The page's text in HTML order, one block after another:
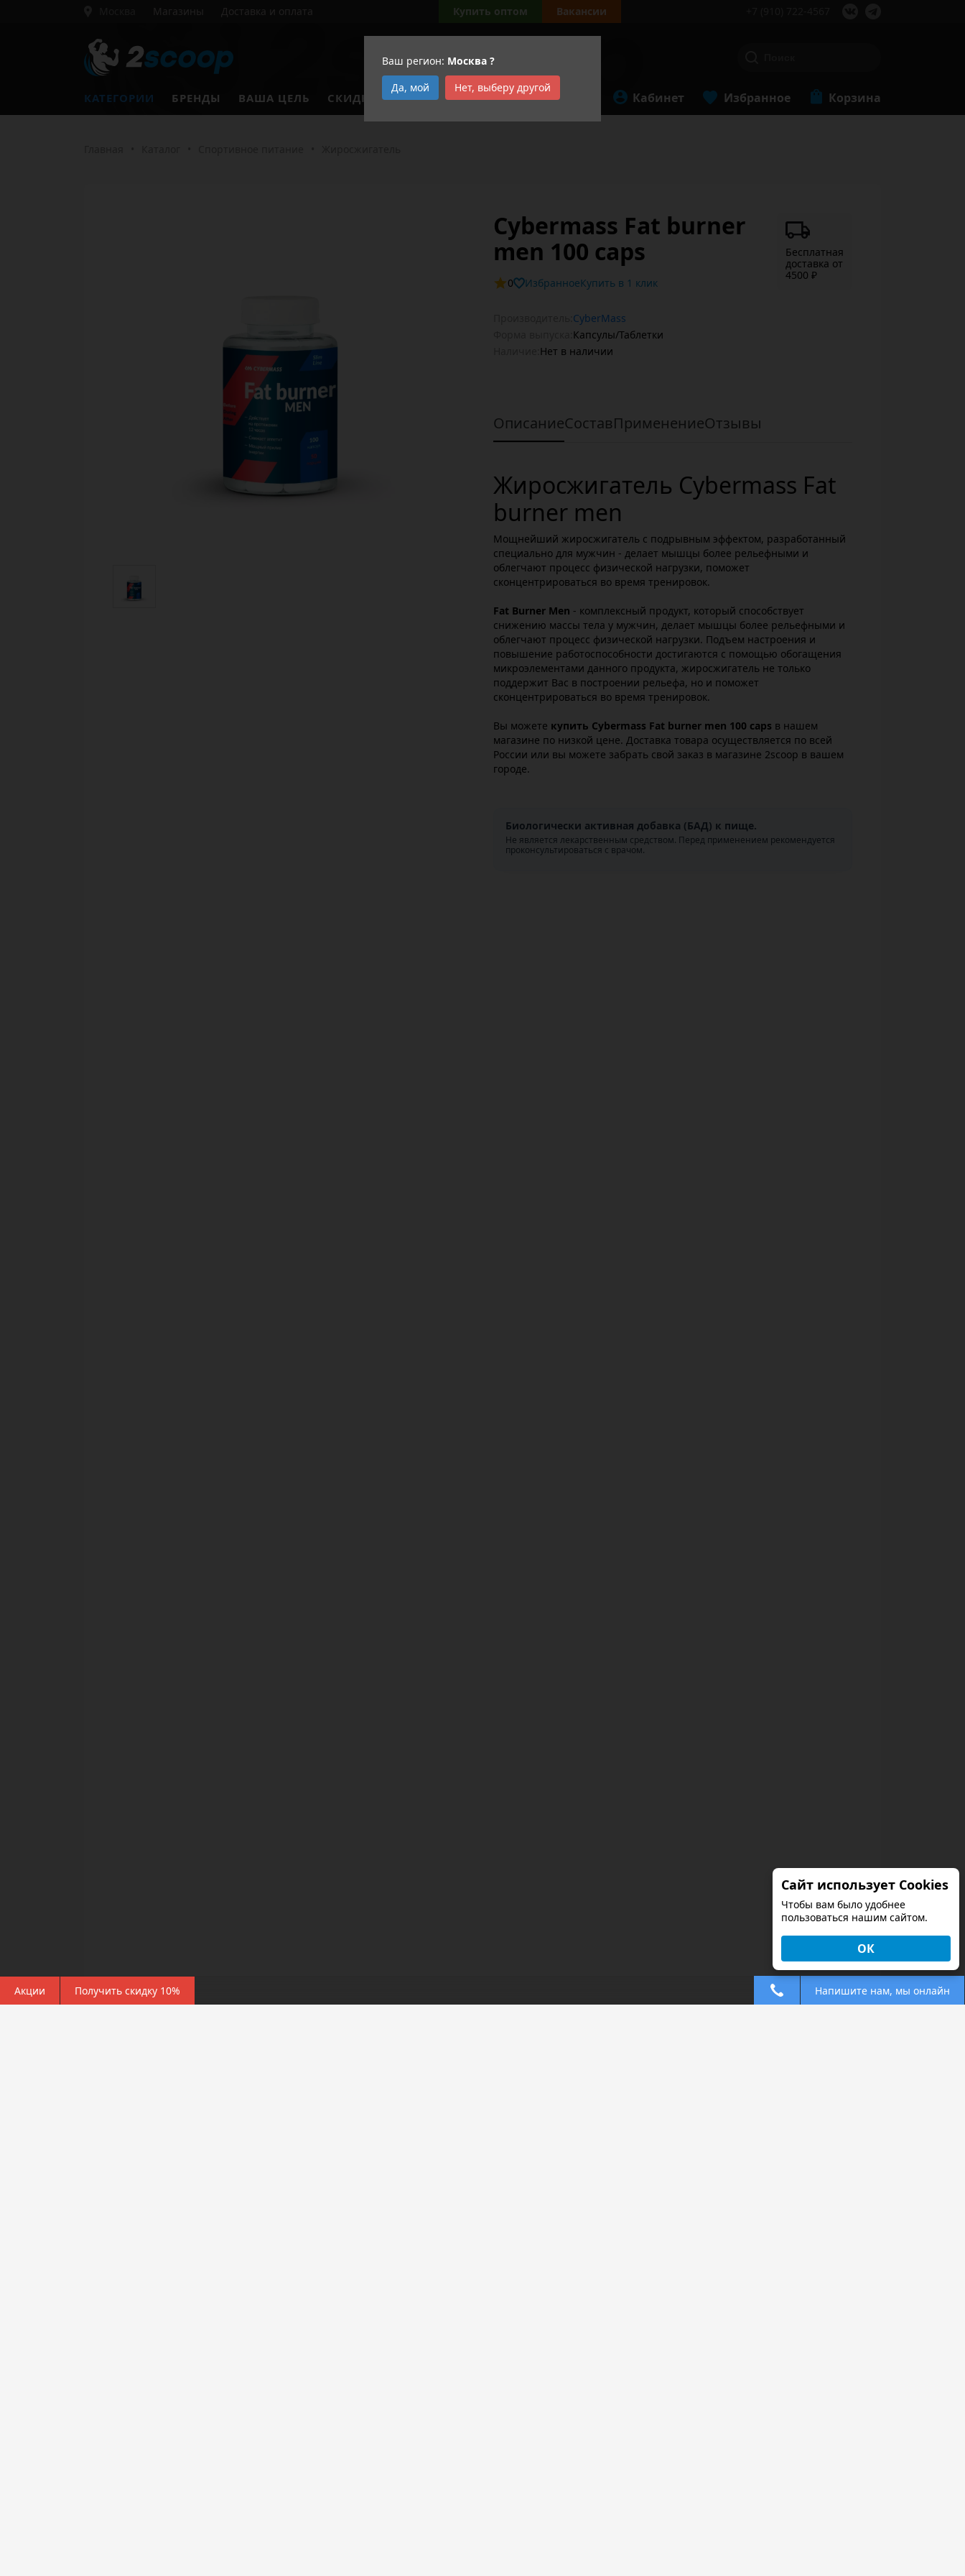
Ваш регион: Москва ?
Да, мой
Нет, выберу другой
Магазины Доставка и оплата Купить оптом Вакансии
КАТЕГОРИИ БРЕНДЫ ВАША ЦЕЛЬ СКИДКИ АКЦИИ Кабинет Избранное Корзина
Cybermass Fаt burner
men 100 caps
0 Избранное Купить в 1 клик
Бесплатная
доставка от
4500 ₽
CyberMass
Капсулы/Таблетки
Нет в наличии
ОписаниеСоставПрименениеОтзывы
Жиросжигатель Cybermass Fаt
burner men
Мощнейший жиросжигатель с подрывным эффектом, разработанный
специально для мужчин - делает мышцы более рельефными и
облегчают процесс физической нагрузки, поможет
сконцентрироваться во время тренировок.
Fat Burner Men - комплексный продукт, который способствует
снижению массы тела у мужчин, делает мышцы более рельефными и
облегчают процесс физической нагрузки. Подъем настроения и
повышение работоспособности достигаются с помощью обогащения
микроэлементами данного продукта, жиросжигатель не только
поддержит Вас в построении рельефа, но и поможет
сконцентрироваться во время тренировок.
Вы можете купить Cybermass Fаt burner men 100 caps в нашем
магазине по низкой цене. Доставка товара осуществляется по всей
России или вы можете забрать свой заказ в магазине 2scoop в вашем
городе.
Биологически активная добавка (БАД) к пище.
Не является лекарственным средством. Перед применением рекомендуется
проконсультироваться с врачом.
Акции Получить скидку 10% Напишите нам, мы онлайн
Сайт использует Cookies
Чтобы вам было удобнее
пользоваться нашим сайтом.
ОК